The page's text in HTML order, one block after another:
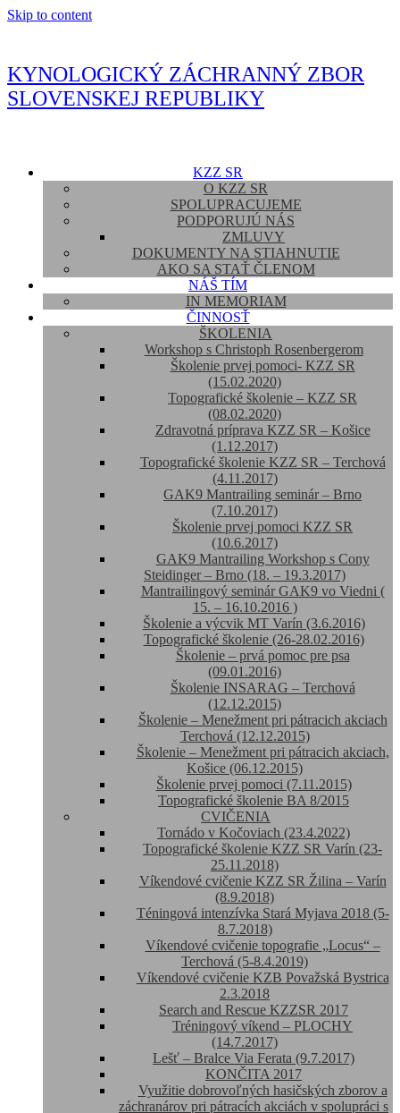
Skip to content
KYNOLOGICKÝ ZÁCHRANNÝ ZBOR
SLOVENSKEJ REPUBLIKY
KZZ SR
O KZZ SR
SPOLUPRACUJEME
PODPORUJÚ NÁS
ZMLUVY
DOKUMENTY NA STIAHNUTIE
AKO SA STAŤ ČLENOM
NÁŠ TÍM
IN MEMORIAM
ČINNOSŤ
ŠKOLENIA
Workshop s Christoph Rosenbergerom
Školenie prvej pomoci- KZZ SR
(15.02.2020)
Topografické školenie – KZZ SR
(08.02.2020)
Zdravotná príprava KZZ SR – Košice
(1.12.2017)
Topografické školenie KZZ SR – Terchová
(4.11.2017)
GAK9 Mantrailing seminár – Brno
(7.10.2017)
Školenie prvej pomoci KZZ SR
(10.6.2017)
GAK9 Mantrailing Workshop s Cony
Steidinger – Brno (18. – 19.3.2017)
Mantrailingový seminár GAK9 vo Viedni (
15. – 16.10.2016 )
Školenie a výcvik MT Varín (3.6.2016)
Topografické školenie (26-28.02.2016)
Školenie – prvá pomoc pre psa
(09.01.2016)
Školenie INSARAG – Terchová
(12.12.2015)
Školenie – Menežment pri pátracich akciach
Terchová (12.12.2015)
Školenie – Menežment pri pátracich akciach,
Košice (06.12.2015)
Školenie prvej pomoci (7.11.2015)
Topografické školenie BA 8/2015
CVIČENIA
Tornádo v Kočoviach (23.4.2022)
Topografické školenie KZZ SR Varín (23-
25.11.2018)
Víkendové cvičenie KZZ SR Žilina – Varín
(8.9.2018)
Téningová intenzívka Stará Myjava 2018 (5-
8.7.2018)
Víkendové cvičenie topografie „Locus“ –
Terchová (5-8.4.2019)
Víkendové cvičenie KZB Považská Bystrica
2.3.2018
Search and Rescue KZZSR 2017
Tréningový víkend – PLOCHY
(14.7.2017)
Lešť – Bralce Via Ferata (9.7.2017)
KONČITA 2017
Využitie dobrovoľných hasičských zborov a
záchranárov pri pátracích akciách v spolupráci s